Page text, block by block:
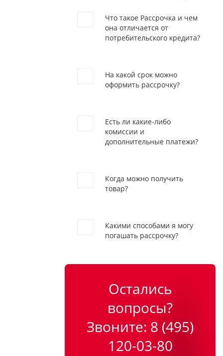
Что такое Рассрочка и чем
она отличается от
потребительского кредита?
На какой срок можно
оформить рассрочку?
Есть ли какие-либо
комиссии и
дополнительные платежи?
Когда можно получить
товар?
Какими способами я могу
погашать рассрочку?
Остались
вопросы?
Звоните: 8 (495)
120-03-80